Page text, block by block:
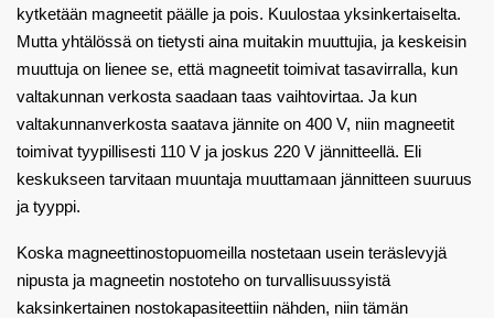
kytketään magneetit päälle ja pois. Kuulostaa yksinkertaiselta.
Mutta yhtälössä on tietysti aina muitakin muuttujia, ja keskeisin
muuttuja on lienee se, että magneetit toimivat tasavirralla, kun
valtakunnan verkosta saadaan taas vaihtovirtaa. Ja kun
valtakunnanverkosta saatava jännite on 400 V, niin magneetit
toimivat tyypillisesti 110 V ja joskus 220 V jännitteellä. Eli
keskukseen tarvitaan muuntaja muuttamaan jännitteen suuruus
ja tyyppi.
Koska magneettinostopuomeilla nostetaan usein teräslevyjä
nipusta ja magneetin nostoteho on turvallisuussyistä
kaksinkertainen nostokapasiteettiin nähden, niin tämän